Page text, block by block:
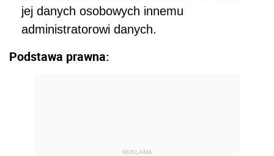
jej danych osobowych innemu
administratorowi danych.
Podstawa prawna:
REKLAMA